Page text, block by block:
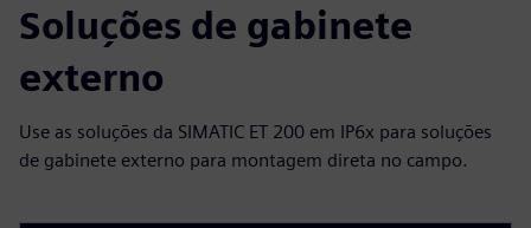
Soluções de gabinete
externo
Use as soluções da SIMATIC ET 200 em IP6x para soluções
de gabinete externo para montagem direta no campo.